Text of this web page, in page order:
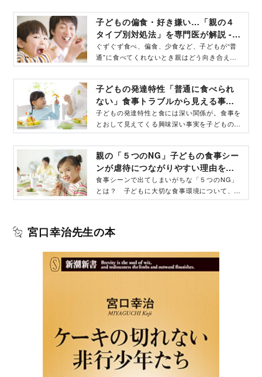
子どもの偏食・好き嫌い…「親の４
タイプ別対処法」を専門医が解説 -
コクリコ｜講談社
ぐずぐず食べ、偏食、少食など、子どもが“普
通”に食べてくれないとき親はどう向き合えば
「児童精神科医が教える こころが育つ！ 子
どもの食事」などの著書がある宮口幸治先生に
取材。食事への向き合い方と、４タイプ別に親
の対処法を伺いました。
子どもの発達特性「普通に食べられ
ない」食事トラブルから見える事実
とは？ 児童精神科医が解説 - コク
リコ｜講談社
子どもの発達特性と食には深い関係が。食事を
とおして見えてくる興味深い事実を子どもの心
ろが育つ！ 子どもの食事」などの著書がある
宮口幸治先生に取材。食事と発達障害の関係
性、食の視点で解説する夏休みの危険性、心と
栄養素の関係を解説
親の「５つのNG」子どもの食事シー
ンが虐待につながりやすい理由を専
門家が解説 - コクリコ｜講談社
食事シーンで出てしまいがちな「５つのNG」
とは？ 子どもに大切な食事環境について、子
書がある宮口幸治先生が解説します
宮口幸治先生の本